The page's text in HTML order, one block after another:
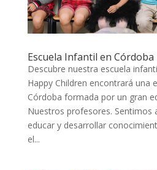
Escuela Infantil en Córdoba
Descubre nuestra escuela
Happy Children encontrará una
Córdoba formada por un gran
Nuestros profesores. Sentimos
educar y desarrollar
el...